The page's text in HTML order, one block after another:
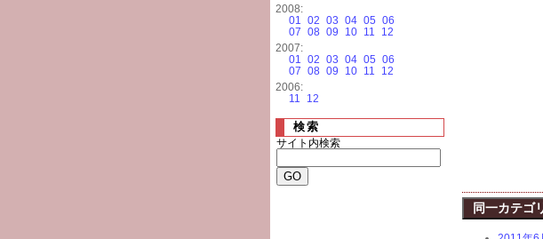
同一カテゴ
2008:
01 02 03 04 05 06
07 08 09 10 11
12
2007:
01 02 03 04 05 06
07 08 09 10 11
12
2006:
11
12
検索
サイト内検索